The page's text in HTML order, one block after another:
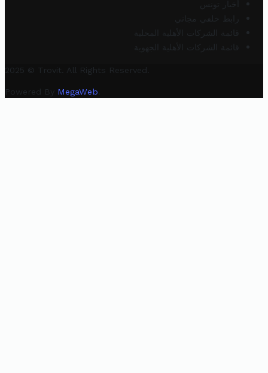
أخبار تونس
رابط خلفي مجاني
قائمة الشركات الأهلية المحلية
قائمة الشركات الأهلية الجهوية
2025 © Trovit. All Rights Reserved.
Powered By MegaWeb